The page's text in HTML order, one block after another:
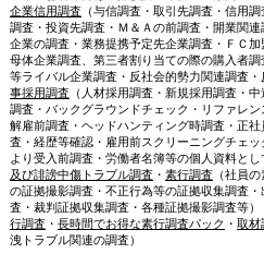
企業信用調査（与信調査・取引先調査・信用
調査・投資先調査・Ｍ＆Ａの前調査・開業関
企業の調査・業務提携予定先企業調査・ＦＣ
母体企業調査、第三者割り当ての際の購入者
等ライバル企業調査・反社会的勢力関連調査
事採用調査（人材採用調査・新規採用調査・
調査・バックグラウンドチェック・リファレ
解雇前調査・ヘッドハンティング時調査・正
査・経歴等確認・雇用前スクリーニングチェ
より受入前調査・労働者名簿等の個人資料とし
及び誹謗中傷トラブル調査・ 素行調査（社員の
の証拠撮影調査・不正行為等の証拠収集調査
査・裁判証拠収集調査・各種証拠撮影調査等）
行調査・ 長時間でお得な素行調査パック ・ 取材
洩トラブル関連の調査）